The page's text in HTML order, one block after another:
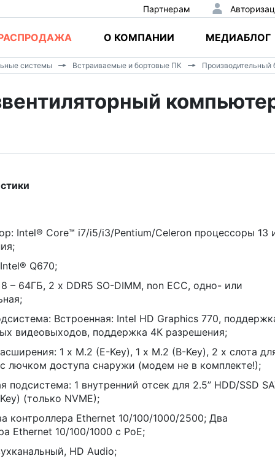
Партнерам
О КОМПАНИИ МЕДИАБЛОГ
системы Встраиваемые и бортовые ПК Производительный
Intel® Core™ i7/i5/i3/Pentium/Celeron процессоры 13
Q670;
– 64ГБ, 2 x DDR5 SO-DIMM, non ECC, одно- или
Встроенная: Intel HD Graphics 770,
видеовыходов, поддержка 4К разрешения;
1 x M.2 (E-Key), 1 x M.2 (B-Key), 2 x слота
лючком доступа снаружи (модем не в комплекте!);
подсистема: 1 внутренний отсек для 2.5” HDD/SSD
(только NVME);
контроллера Ethernet 10/100/1000/2500; Два
Ethernet 10/100/1000 с PoE;
HD Audio;